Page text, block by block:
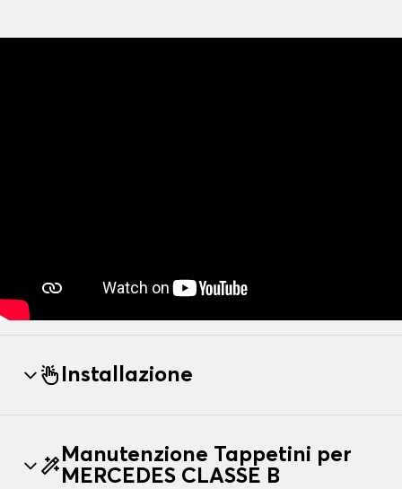
Installazione
Manutenzione Tappetini per
MERCEDES CLASSE B